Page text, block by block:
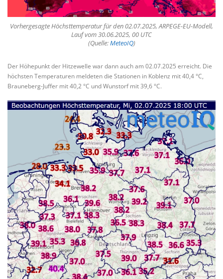
Vorhergesagte Höchsttemperatur für den 02.07.2025, ARPEGE-EU-Modell,
Lauf vom 30.06.2025, 00 UTC
(Quelle:MeteoIQ)
Der Höhepunkt der Hitzewelle war dann auch am 02.07.2025 erreicht. Die
höchsten Temperaturen meldeten die Stationen in Koblenz mit 40,4 °C,
Brauneberg-Juffer mit 40,2 °C und Wunstorf mit 39,6 °C.